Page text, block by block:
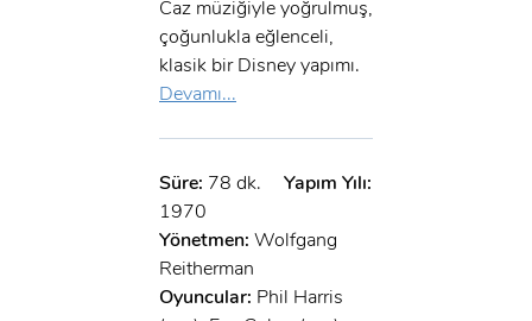
Caz müziğiyle yoğrulmuş,
çoğunlukla eğlenceli,
klasik bir Disney yapımı.
Devamı...
Süre: 78 dk.
Yapım Yılı:
1970
Yönetmen: Wolfgang
Reitherman
Oyuncular: Phil Harris